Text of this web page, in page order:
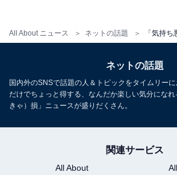
All About ニュース ネットの話題
ネットの話題
国内外のSNSで話題の人＆トピックをタイムリー
だけでちょっと得する、なんだか楽しい気分にな
きゃ）損」ニュースが盛りだくさん。
関連サービス
All About